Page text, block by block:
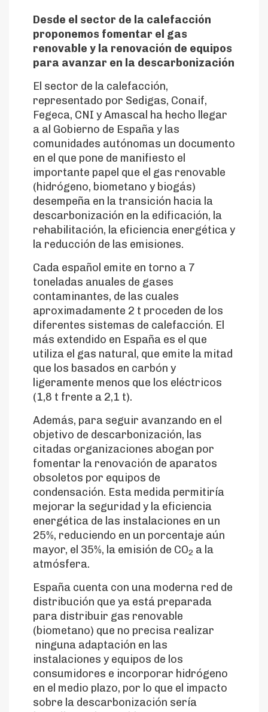
descarbonización
Desde el sector de la calefacción
proponemos fomentar el gas
renovable y la renovación de equipos
para avanzar en la descarbonización
El sector de la calefacción,
representado por Sedigas, Conaif,
Fegeca, CNI y Amascal ha hecho llegar
a al Gobierno de España y las
comunidades autónomas un documento
en el que pone de manifiesto el
importante papel que el gas renovable
(hidrógeno, biometano y biogás)
desempeña en la transición hacia la
descarbonización en la edificación, la
rehabilitación, la eficiencia energética y
la reducción de las emisiones.
Cada español emite en torno a 7
toneladas anuales de gases
contaminantes, de las cuales
aproximadamente 2 t proceden de los
diferentes sistemas de calefacción. El
más extendido en España es el que
utiliza el gas natural, que emite la mitad
que los basados en carbón y
ligeramente menos que los eléctricos
(1,8 t frente a 2,1 t).
Además, para seguir avanzando en el
objetivo de descarbonización, las
citadas organizaciones abogan por
fomentar la renovación de aparatos
obsoletos por equipos de
condensación. Esta medida permitiría
mejorar la seguridad y la eficiencia
energética de las instalaciones en un
25%, reduciendo en un porcentaje aún
mayor, el 35%, la emisión de CO2 a la
atmósfera.
España cuenta con una moderna red de
distribución que ya está preparada
para distribuir gas renovable
(biometano) que no precisa realizar
ninguna adaptación en las
instalaciones y equipos de los
consumidores e incorporar hidrógeno
en el medio plazo, por lo que el impacto
sobre la descarbonización sería